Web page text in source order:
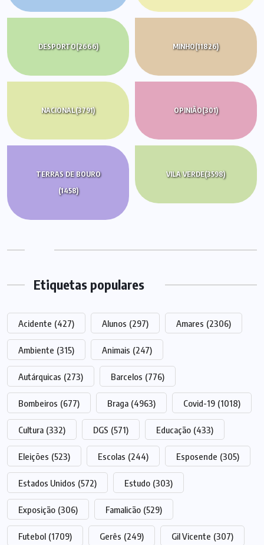
DESPORTO(2666) MINHO(11826)
NACIONAL(3791) OPINIÃO(301)
TERRAS DE BOURO
(1458)
VILA VERDE(3598)
Etiquetas populares
Acidente (427) Alunos (297) Amares (2306)
Ambiente (315) Animais (247)
Autárquicas (273) Barcelos (776)
Bombeiros (677) Braga (4963) Covid-19 (1018)
Cultura (332) DGS (571) Educação (433)
Eleições (523) Escolas (244) Esposende (305)
Estados Unidos (572) Estudo (303)
Exposição (306) Famalicão (529)
Futebol (1709) Gerês (249) Gil Vicente (307)